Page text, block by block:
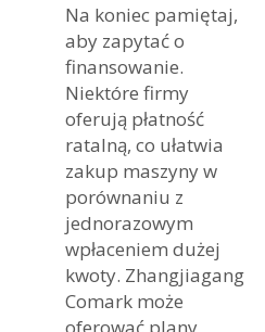
Na koniec pamiętaj,
aby zapytać o
finansowanie.
Niektóre firmy
oferują płatność
ratalną, co ułatwia
zakup maszyny w
porównaniu z
jednorazowym
wpłaceniem dużej
kwoty. Zhangjiagang
Comark może